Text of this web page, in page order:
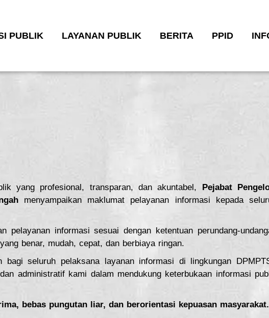
PUBLIK LAYANAN PUBLIK BERITA PPID
yang profesional, transparan, dan akuntabel, Pejabat
menyampaikan maklumat pelayanan informasi kepada
informasi sesuai dengan ketentuan perundang-
benar, mudah, cepat, dan berbiaya ringan.
seluruh pelaksana layanan informasi di lingkungan
administratif kami dalam mendukung keterbukaan informasi
bebas pungutan liar, dan berorientasi kepuasan masyarakat.